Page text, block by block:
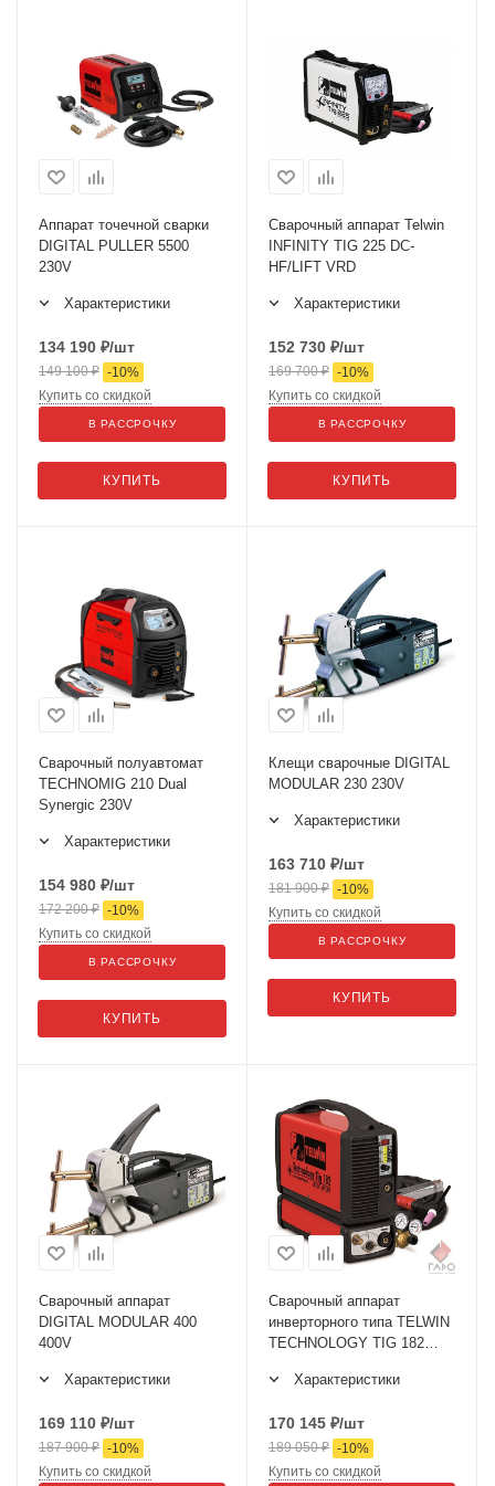
Аппарат точечной сварки
DIGITAL PULLER 5500
230V
Характеристики
134 190 ₽/шт
149 100₽ -10%
КУПИТЬ
Купить со скидкой
В РАССРОЧКУ
Сварочный аппарат Telwin
INFINITY TIG 225 DC-
HF/LIFT VRD
Характеристики
152 730 ₽/шт
169 700₽ -10%
КУПИТЬ
Купить со скидкой
В РАССРОЧКУ
Сварочный полуавтомат
TECHNOMIG 210 Dual
Synergic 230V
Характеристики
154 980 ₽/шт
172 200₽ -10%
КУПИТЬ
Купить со скидкой
В РАССРОЧКУ
Клещи сварочные DIGITAL
MODULAR 230 230V
Характеристики
163 710 ₽/шт
181 900₽ -10%
КУПИТЬ
Купить со скидкой
В РАССРОЧКУ
Сварочный аппарат
DIGITAL MODULAR 400
400V
Характеристики
169 110 ₽/шт
187 900₽ -10%
Купить со скидкой
Сварочный аппарат
инверторного типа TELWIN
TECHNOLOGY TIG 182
Характеристики
170 145 ₽/шт
189 050₽ -10%
Купить со скидкой